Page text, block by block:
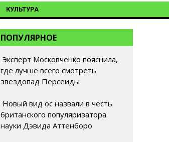
КУЛЬТУРА
ПОПУЛЯРНОЕ
Эксперт Московченко пояснила,
где лучше всего смотреть
звездопад Персеиды
Новый вид ос назвали в честь
британского популяризатора
науки Дэвида Аттенборо